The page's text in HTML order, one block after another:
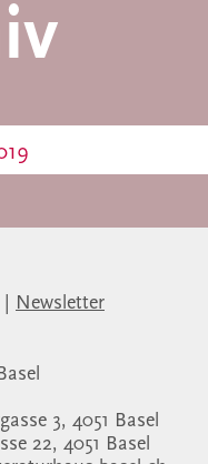
Newsletter
3, 4051 Basel
22, 4051 Basel